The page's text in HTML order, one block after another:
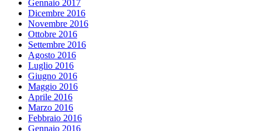
Gennaio 2017
Dicembre 2016
Novembre 2016
Ottobre 2016
Settembre 2016
Agosto 2016
Luglio 2016
Giugno 2016
Maggio 2016
Aprile 2016
Marzo 2016
Febbraio 2016
Gennaio 2016